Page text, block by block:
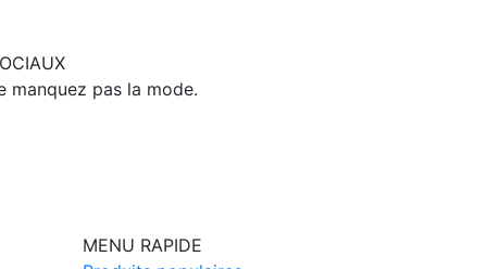
manquez pas la mode.
MENU RAPIDE